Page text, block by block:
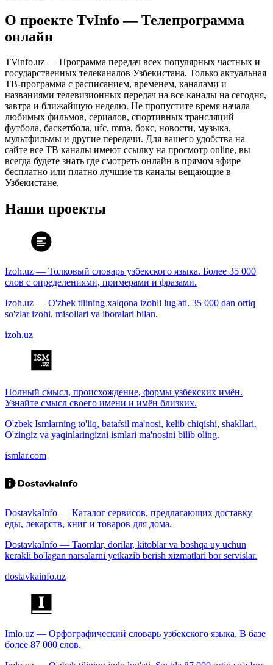
О проекте TvInfo — Телепрограмма
онлайн
TVinfo.uz — Программа передач всех популярных частных и
государственных телеканалов Узбекистана. Только актуальная
ТВ-программа с расписанием, временем, каналами и
названиями телевизионных передач на все каналы на сегодня,
завтра и ближайшую неделю. Не пропустите время начала
любимых фильмов, сериалов, спортивных трансляций
футбола, баскетбола, ufc, mma, бокс, новости, музыка,
мультфильмы и другие передачи. Для вашего удобства на
сайте все ТВ каналы имеют ссылку на просмотр online, вы
всегда будете знать где смотреть онлайн в прямом эфире
бесплатно или платно лучшие тв каналы вещающие в
Узбекистане.
Наши проекты
Izoh.uz — Толковый словарь узбекского языка. Более 35 000
слов с определениями, примерами и фразами.
Izoh.uz — O'zbek tilining xalqona izohli lug'ati. 35 000 dan ortiq
so'zlar izohi, misollari va iboralari bilan.
izoh.uz
Полный смысл, происхождение, формы узбекских имён.
Узнайте смысл своего имени и имён близких.
O'zbek Ismlarning to'liq, batafsil ma'nosi, kelib chiqishi, shakllari.
O'zingiz va yaqinlaringizni ismlari ma'nosini bilib oling.
ismlar.com
DostavkaInfo — Каталог сервисов, предлагающих доставку
еды, лекарств, книг и товаров для дома.
DostavkaInfo — Taomlar, dorilar, kitoblar va boshqa uy uchun
kerakli bo'lagan narsalarni yetkazib berish xizmatlari bor servislar.
dostavkainfo.uz
Imlo.uz — Орфографический словарь узбекского языка. В базе
более 87 000 слов.